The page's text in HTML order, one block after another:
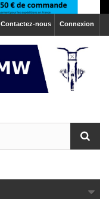
Connexion
Contactez-nous